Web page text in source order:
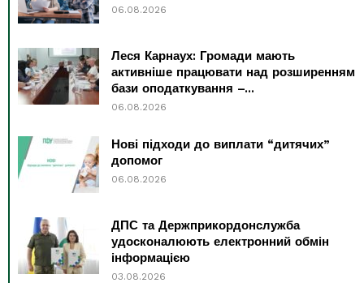
06.08.2026
Леся Карнаух: Громади мають
активніше працювати над розширенням
бази оподаткування –...
06.08.2026
Нові підходи до виплати “дитячих”
допомог
06.08.2026
ДПС та Держприкордонслужба
удосконалюють електронний обмін
інформацією
03.08.2026